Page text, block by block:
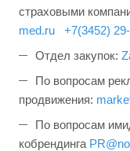
страховыми
med.ru
+7(3452)
Отдел закупок:
По вопросам
продвижения:
По вопросам
кобрендинга